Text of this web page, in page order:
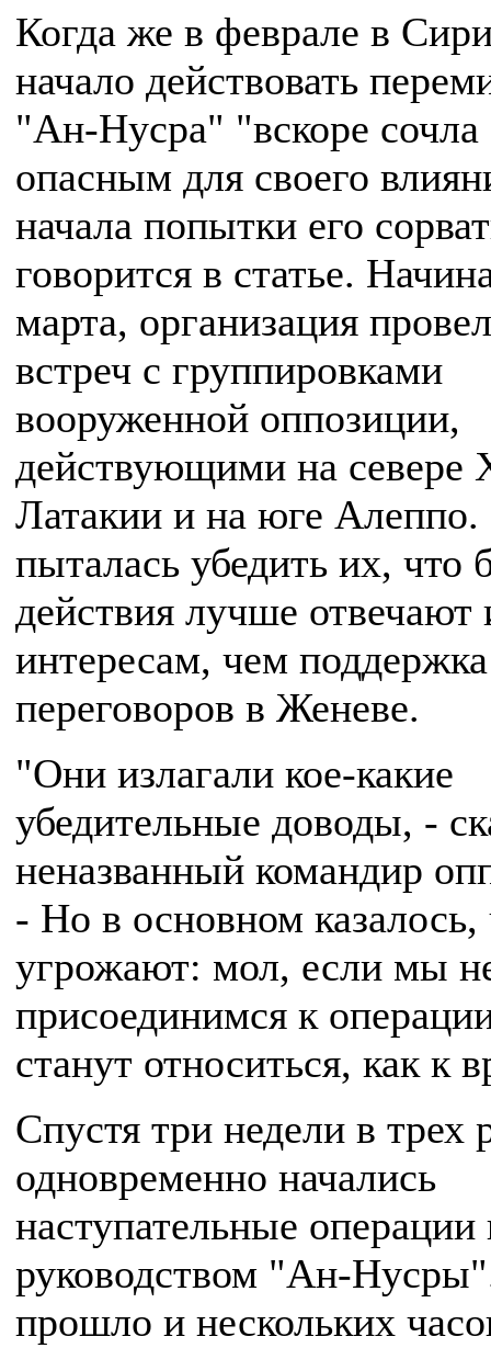
Когда же в феврале в
начало действовать
"Ан-Нусра" "вскоре сочла
опасным для своего
начала попытки его
говорится в статье.
марта, организация
встреч с группировками
вооруженной оппозиции,
действующими на севере
Латакии и на юге
пыталась убедить их, что
действия лучше отвечают
интересам, чем поддержка
переговоров в Женеве.
"Они излагали кое-какие
убедительные доводы, -
неназванный командир
- Но в основном казалось,
угрожают: мол, если мы
присоединимся к
станут относиться, как к
Спустя три недели в трех
одновременно начались
наступательные операции
руководством "Ан-
прошло и нескольких